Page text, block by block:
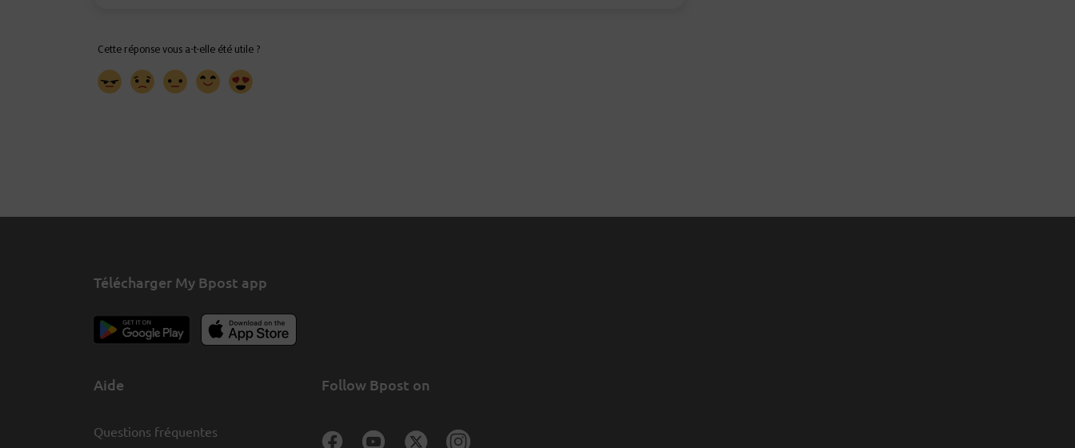
Télécharger My Bpost app
Aide
Questions fréquentes
Follow Bpost on